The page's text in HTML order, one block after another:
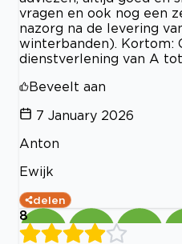
vragen en ook nog een
nazorg na de levering
winterbanden). Kortom:
dienstverlening van A
Beveelt aan
7 January 2026
Anton
Ewijk
delen
8